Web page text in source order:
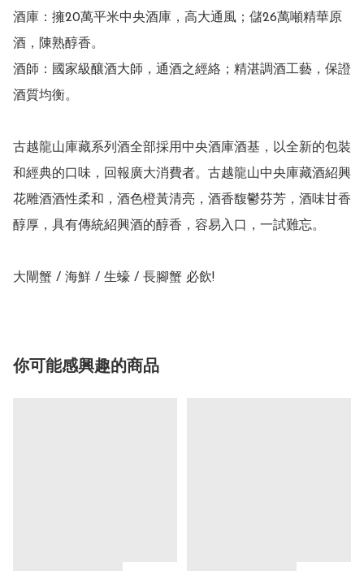
酒庫：擁20萬平米中央酒庫，高大通風；儲26萬噸精華原
酒，陳熟醇香。
酒師：國家級釀酒大師，通酒之經絡；精湛調酒工藝，保證
酒質均衡。
古越龍山庫藏系列酒全部採用中央酒庫酒基，以全新的包裝
和經典的口味，回報廣大消費者。古越龍山中央庫藏酒紹興
花雕酒酒性柔和，酒色橙黃清亮，酒香馥鬱芬芳，酒味甘香
醇厚，具有傳統紹興酒的醇香，容易入口，一試難忘。
大閘蟹 / 海鮮 / 生蠔 / 長腳蟹 必飲!
你可能感興趣的商品